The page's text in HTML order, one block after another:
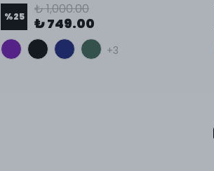
%25 ₺ 1,000.00
₺ 749.00
+3